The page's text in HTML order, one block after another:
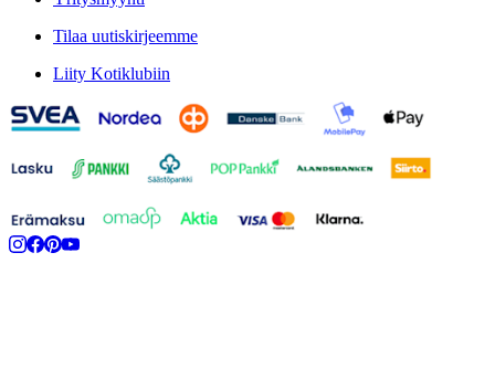
Tilaa uutiskirjeemme
Liity Kotiklubiin